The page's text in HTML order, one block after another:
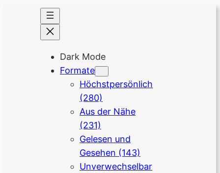
Dark Mode
Formate
Höchstpersönlich
(280)
Aus der Nähe
(231)
Gelesen und
Gesehen (143)
Unverwechselbar